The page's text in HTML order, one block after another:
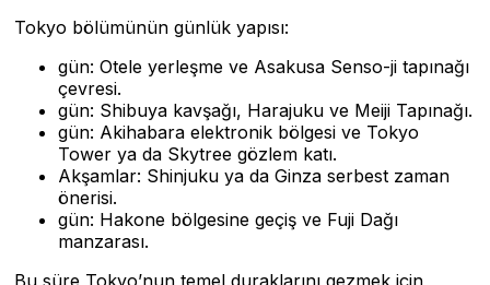
Tokyo bölümünün günlük yapısı:
gün: Otele yerleşme ve Asakusa Senso-ji tapınağı
çevresi.
gün: Shibuya kavşağı, Harajuku ve Meiji Tapınağı.
gün: Akihabara elektronik bölgesi ve Tokyo
Tower ya da Skytree gözlem katı.
Akşamlar: Shinjuku ya da Ginza serbest zaman
önerisi.
gün: Hakone bölgesine geçiş ve Fuji Dağı
manzarası.
Bu süre Tokyo’nun temel duraklarını gezmek için